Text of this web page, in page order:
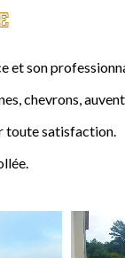
et son
chevrons,
toute satisfaction.